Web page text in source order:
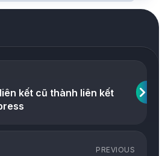
kết cũ thành liên kết
PREVIOUS